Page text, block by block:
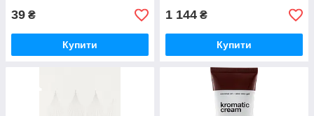
39 ₴
Купити
1 144 ₴
Купити